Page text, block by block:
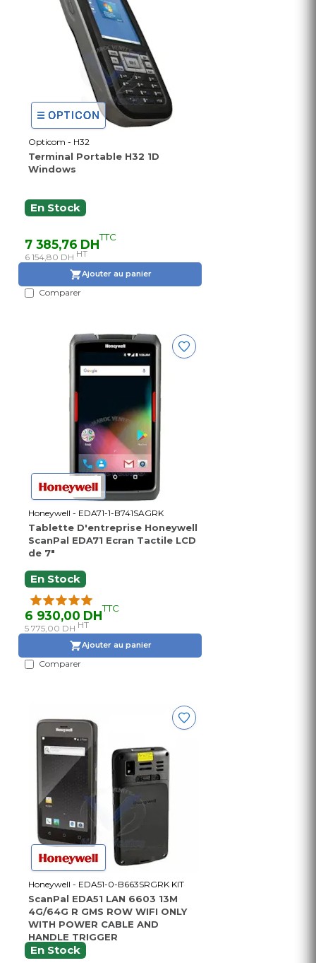
Opticom - H32
Terminal Portable H32 1D
Windows
En Stock
7 385,76 DHTTC
6 154,80 DH HT
Ajouter au panier
Comparer
Honeywell - EDA71-1-B741SAGRK
Tablette D'entreprise Honeywell
ScanPal EDA71 Ecran Tactile LCD
de 7"
En Stock
6 930,00 DHTTC
5 775,00 DH HT
Ajouter au panier
Comparer
Honeywell - EDA51-0-B663SRGRK KIT
ScanPal EDA51 LAN 6603 13M
4G/64G R GMS ROW WIFI ONLY
WITH POWER CABLE AND
HANDLE TRIGGER
En Stock